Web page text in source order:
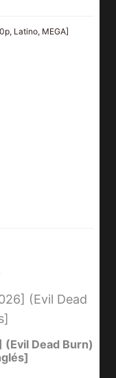
Latino, MEGA]
(Evil Dead Burn)